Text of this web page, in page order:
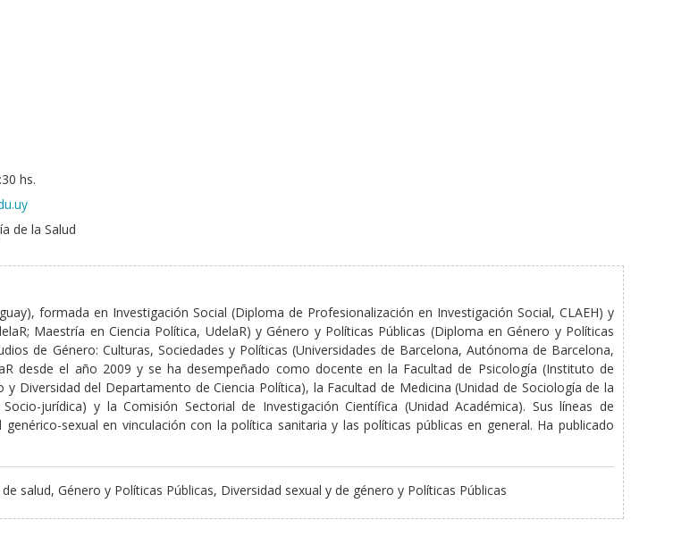
hs.
de la Salud
formada en Investigación Social (Diploma de Profesionalización en Investigación Social, CLAEH) y
Maestría en Ciencia Política, UdelaR) y Género y Políticas Públicas (Diploma en Género y Políticas
de Género: Culturas, Sociedades y Políticas (Universidades de Barcelona, Autónoma de Barcelona,
desde el año 2009 y se ha desempeñado como docente en la Facultad de Psicología (Instituto de
Diversidad del Departamento de Ciencia Política), la Facultad de Medicina (Unidad de Sociología de la
jurídica) y la Comisión Sectorial de Investigación Científica (Unidad Académica). Sus líneas de
sexual en vinculación con la política sanitaria y las políticas públicas en general. Ha publicado
salud, Género y Políticas Públicas, Diversidad sexual y de género y Políticas Públicas